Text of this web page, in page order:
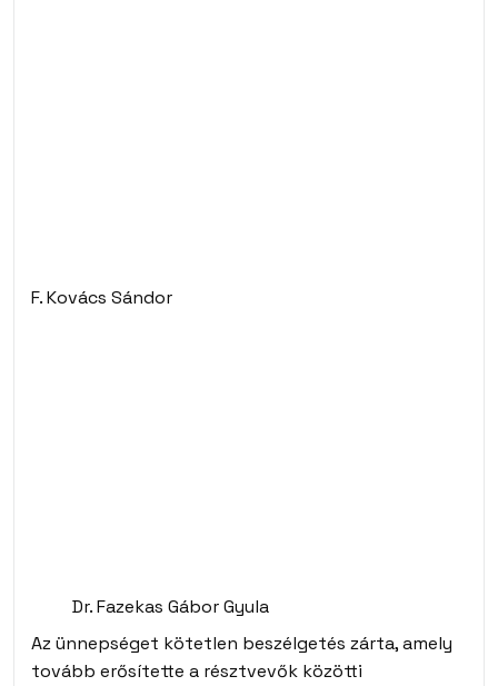
F. Kovács Sándor
Dr. Fazekas Gábor Gyula
Az ünnepséget kötetlen beszélgetés zárta, amely
tovább erősítette a résztvevők közötti